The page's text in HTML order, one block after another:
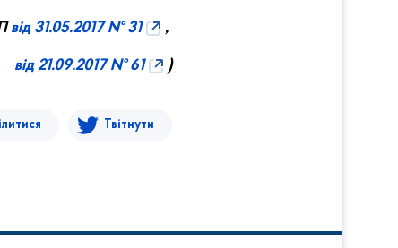
від 31.05.2017 № 31 ,
від21.09.2017 № 61 )
Твітнути